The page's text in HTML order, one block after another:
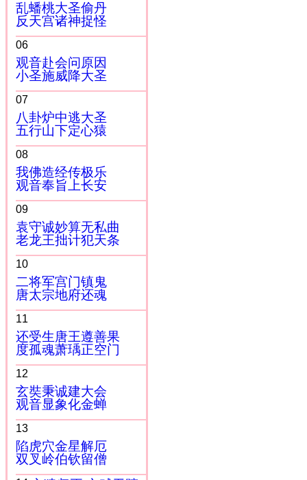
乱蟠桃大圣偷丹
反天宫诸神捉怪
06
观音赴会问原因
小圣施威降大圣
07
八卦炉中逃大圣
五行山下定心猿
08
我佛造经传极乐
观音奉旨上长安
09
袁守诚妙算无私曲
老龙王拙计犯天条
10
二将军宫门镇鬼
唐太宗地府还魂
11
还受生唐王遵善果
度孤魂萧瑀正空门
12
玄奘秉诚建大会
观音显象化金蝉
13
陷虎穴金星解厄
双叉岭伯钦留僧